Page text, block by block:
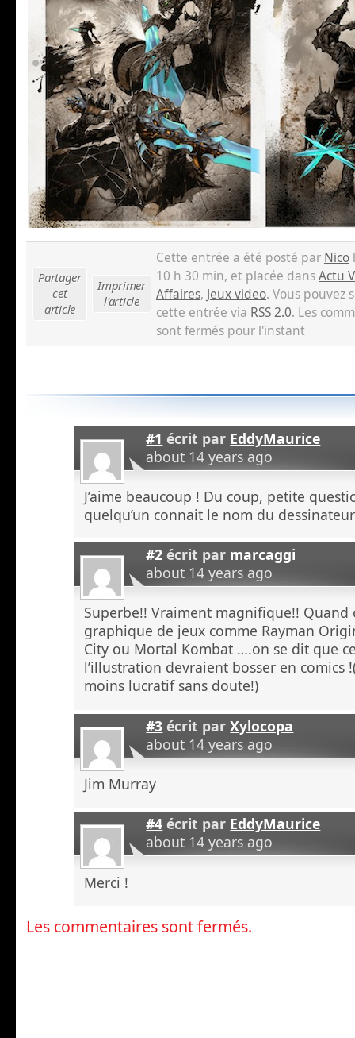
Partager
cet
article
Imprimer
l'article
Cette entrée a été posté par Nico
10 h 30 min, et placée dansActu
Affaires, Jeux video. Vous pouvez
cette entrée via RSS 2.0. Les
sont fermés pour l'instant
#1 écrit par EddyMaurice
about 14 years ago
J’aime beaucoup ! Du coup, petite
quelqu’un connait le nom du
#2 écrit par marcaggi
about 14 years ago
Superbe!! Vraiment magnifique!!
graphique de jeux comme Rayman
City ou Mortal Kombat ….on se dit que
l’illustration devraient bosser en comics
moins lucratif sans doute!)
#3 écrit parXylocopa
about 14 years ago
Jim Murray
#4 écrit par EddyMaurice
about 14 years ago
Merci !
Les commentaires sont fermés.